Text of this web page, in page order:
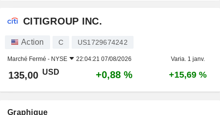
CITIGROUP INC.
Action C US1729674242
Marché Fermé - NYSE 22:04:21 07/08/2026 Varia. 1 janv.
135,00 USD +0,88 % +15,69 %
Graphique